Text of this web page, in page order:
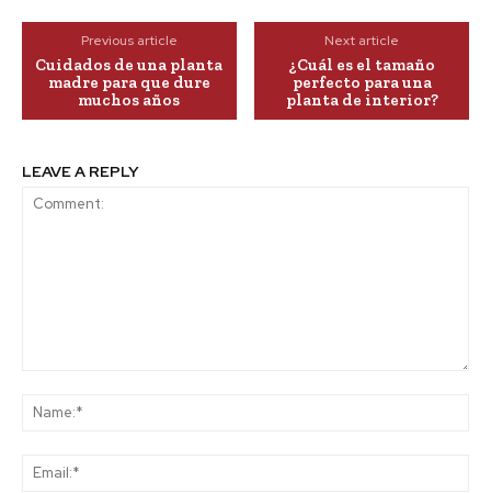
Previous article
Cuidados de una planta
madre para que dure
muchos años
Next article
¿Cuál es el tamaño
perfecto para una
planta de interior?
LEAVE A REPLY